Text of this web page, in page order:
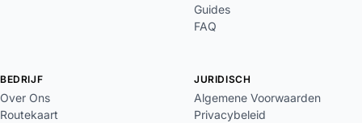
Guides
FAQ
BEDRIJF
Over Ons
Routekaart
JURIDISCH
Algemene Voorwaarden
Privacybeleid